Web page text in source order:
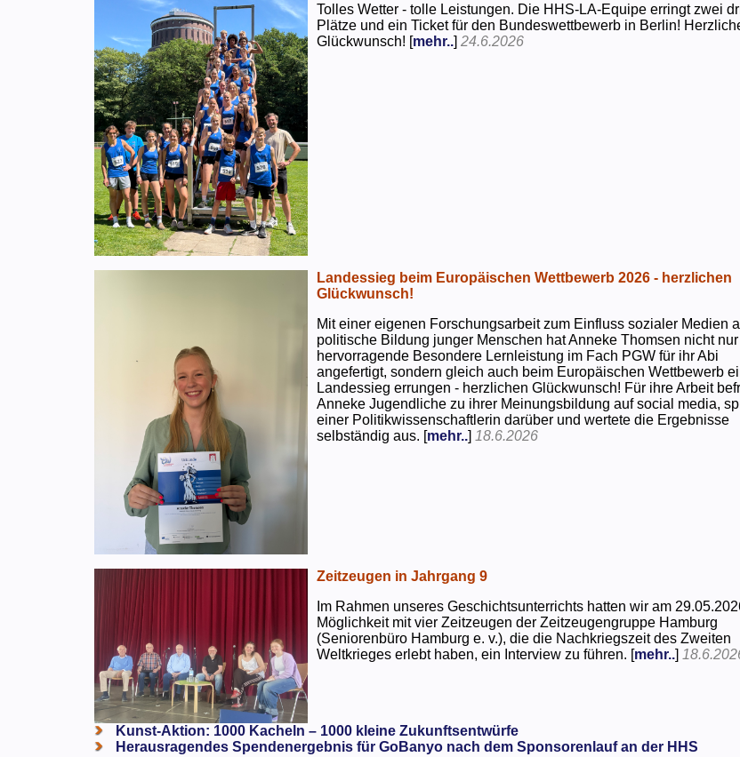
Tolles Wetter - tolle Leistungen. Die HHS-LA-Equipe erringt zwei
Plätze und ein Ticket für den Bundeswettbewerb in Berlin!
Glückwunsch! [mehr..]24.6.2026
Landessieg beim Europäischen Wettbewerb 2026 - herzlichen
Glückwunsch!
Mit einer eigenen Forschungsarbeit zum Einfluss sozialer Medien
politische Bildung junger Menschen hat Anneke Thomsen nicht
hervorragende Besondere Lernleistung im Fach PGW für ihr Abi
angefertigt, sondern gleich auch beim Europäischen Wettbewerb
Landessieg errungen - herzlichen Glückwunsch! Für ihre Arbeit
Anneke Jugendliche zu ihrer Meinungsbildung auf social media,
einer Politikwissenschaftlerin darüber und wertete die Ergebnisse
selbständig aus. [mehr..] 18.6.2026
Zeitzeugen in Jahrgang 9
Im Rahmen unseres Geschichtsunterrichts hatten wir am
Möglichkeit mit vier Zeitzeugen der Zeitzeugengruppe Hamburg
(Seniorenbüro Hamburg e. v.), die die Nachkriegszeit des Zweiten
Weltkrieges erlebt haben, ein Interview zu führen. [mehr..]
Kunst-Aktion: 1000 Kacheln – 1000 kleine Zukunftsentwürfe
Herausragendes Spendenergebnis für GoBanyo nach dem Sponsorenlauf an der HHS